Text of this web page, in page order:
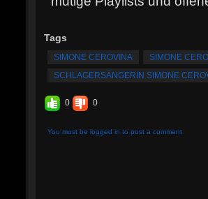
Tags
SIMONE CEROVINA SIMONE
SCHLAGERSÄNGERIN SIMONE
0 0
You must be logged in to post a comment